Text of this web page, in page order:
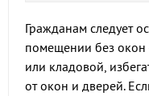
Гражданам следует
помещении без окон
или кладовой,
от окон и дверей.